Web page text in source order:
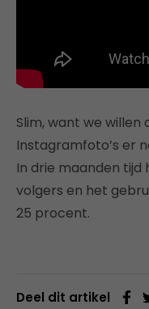
Slim, want we
Instagramfoto’s er
In drie maanden tijd
volgers en het
25 procent.
Deel dit artikel